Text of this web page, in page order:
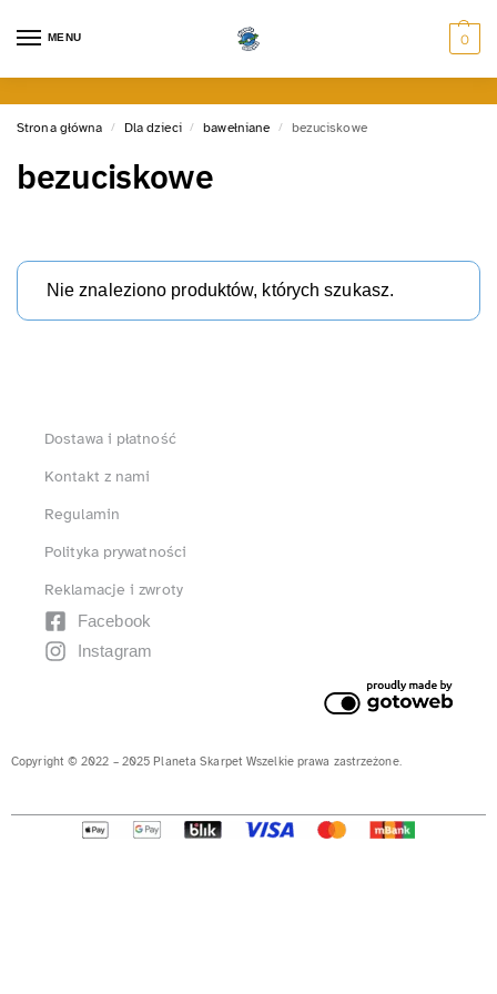
MENU 0
Strona główna / Dla dzieci / bawełniane / bezuciskowe
bezuciskowe
Nie znaleziono produktów, których szukasz.
Dostawa i płatność
Kontakt z nami
Regulamin
Polityka prywatności
Reklamacje i zwroty
Facebook
Instagram
Copyright © 2022 – 2025 Planeta Skarpet Wszelkie prawa zastrzeżone.